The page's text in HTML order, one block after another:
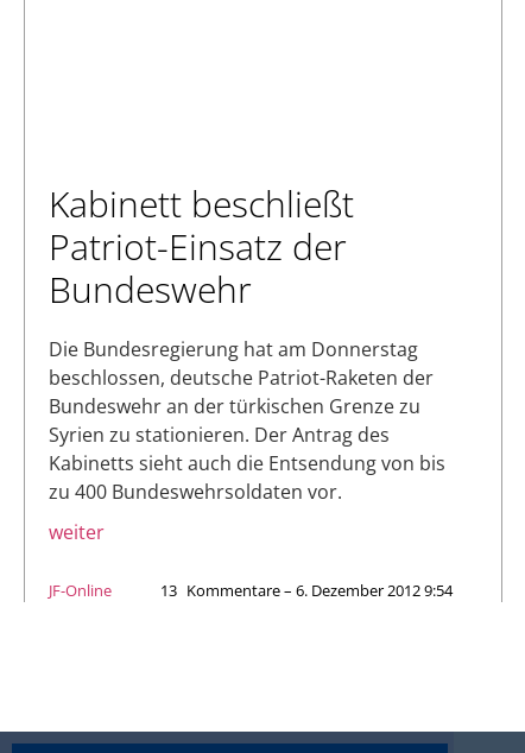
Kabinett beschließt
Patriot-Einsatz der
Bundeswehr
Die Bundesregierung hat am Donnerstag
beschlossen, deutsche Patriot-Raketen der
Bundeswehr an der türkischen Grenze zu
Syrien zu stationieren. Der Antrag des
Kabinetts sieht auch die Entsendung von bis
zu 400 Bundeswehrsoldaten vor.
weiter
JF-Online 13 Kommentare – 6. Dezember 2012 9:54